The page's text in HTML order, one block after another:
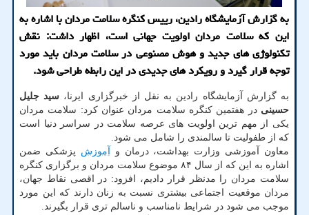
به گزارش آزمایشگاه رادین، رییس کنگره سلامت مردان با اشاره به
این که سلامت مردان اولویت جهانی است، اظهار داشت: نقش
تکنولوژی های جدید و هوش مصنوعی در سلامت مردان باید مورد
توجه قرار گیرد و رویکرد های جدیدی در این رابطه طراحی شود.
به گزارش آزمایشگاه رادین به نقل از خبرگزاری ایرنا، سید جلیل
حسینی در هفتمین کنگره سلامت مردان عنوان کرد: سلامت مردان
یکی از مهم ترین اولویت های عرصه سلامت در سراسر دنیا است
که از طفولیت تا سالمندی را شامل می شود.
معاون آموزشی وزارت بهداشت، درمان و
آموزش پزشکی ضمن
اشاره به این که از سال ۸۴ موضوع سلامت مردان و برگزاری کنگره
سلامت مردان را مدنظر قرار دادیم، افزود: در اقصی نقاط جهان،
مردان موقعیت اجتماعی بیشتری نسبت به زنان دارند که این مورد
موجب می شود در شرایط نامناسب و ناسالم تری قرار بگیرند.